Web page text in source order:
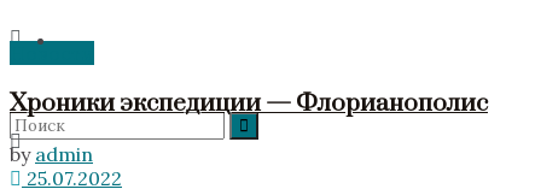
Хроники экспедиции — Флорианополис
by admin
25.07.2022